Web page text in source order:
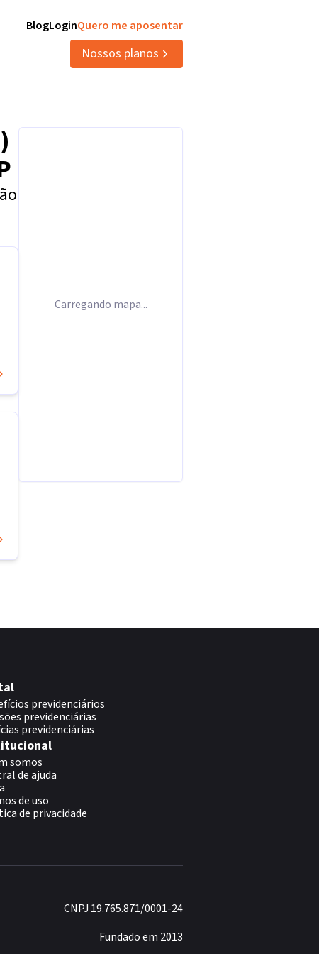
BlogLoginQuero me aposentar
Nossos planos
Carregando mapa...
previdenciários
previdenciárias
previdenciárias
somos
de ajuda
de uso
de privacidade
CNPJ 19.765.871/0001-24
Fundado em 2013